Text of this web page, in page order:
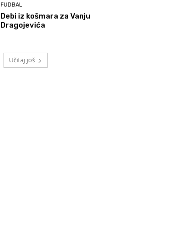
FUDBAL
Debi iz košmara za Vanju
Dragojevića
Učitaj još